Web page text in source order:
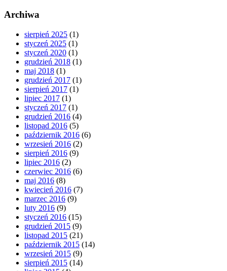
Archiwa
sierpień 2025 (1)
styczeń 2025 (1)
styczeń 2020 (1)
grudzień 2018 (1)
maj 2018 (1)
grudzień 2017 (1)
sierpień 2017 (1)
lipiec 2017 (1)
styczeń 2017 (1)
grudzień 2016 (4)
listopad 2016 (5)
październik 2016 (6)
wrzesień 2016 (2)
sierpień 2016 (9)
lipiec 2016 (2)
czerwiec 2016 (6)
maj 2016 (8)
kwiecień 2016 (7)
marzec 2016 (9)
luty 2016 (9)
styczeń 2016 (15)
grudzień 2015 (9)
listopad 2015 (21)
październik 2015 (14)
wrzesień 2015 (9)
sierpień 2015 (14)